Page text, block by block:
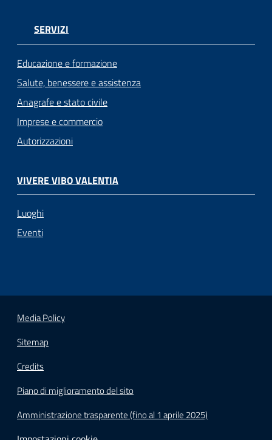
SERVIZI
Educazione e formazione
Salute, benessere e assistenza
Anagrafe e stato civile
Imprese e commercio
Autorizzazioni
VIVERE VIBO VALENTIA
Luoghi
Eventi
Media Policy
Sitemap
Credits
Piano di miglioramento del sito
Amministrazione trasparente (fino al 1 aprile 2025)